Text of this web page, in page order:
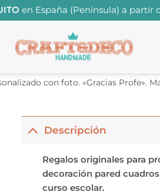
en España (Península) a partir
con foto. «Gracias Profe».
Descripción
Regalos originales para
decoración pared
curso escolar.